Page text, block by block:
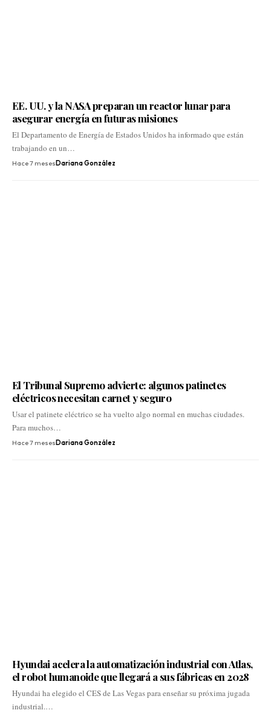
EE. UU. y la NASA preparan un reactor lunar para
asegurar energía en futuras misiones
El Departamento de Energía de Estados Unidos ha informado que están
trabajando en un…
Hace 7 meses Dariana González
El Tribunal Supremo advierte: algunos patinetes
eléctricos necesitan carnet y seguro
Usar el patinete eléctrico se ha vuelto algo normal en muchas ciudades.
Para muchos…
Hace 7 mesesDariana González
Hyundai acelera la automatización industrial con Atlas,
el robot humanoide que llegará a sus fábricas en 2028
Hyundai ha elegido el CES de Las Vegas para enseñar su próxima jugada
industrial.…